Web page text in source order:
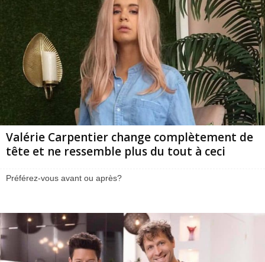
Valérie Carpentier change complètement de
tête et ne ressemble plus du tout à ceci
Préférez-vous avant ou après?